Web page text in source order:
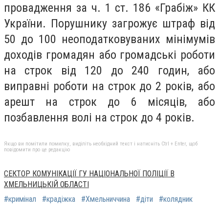
провадження за ч. 1 ст. 186 «Грабіж» КК
України. Порушнику загрожує штраф від
50 до 100 неоподатковуваних мінімумів
доходів громадян або громадські роботи
на строк від 120 до 240 годин, або
виправні роботи на строк до 2 років, або
арешт на строк до 6 місяців, або
позбавлення волі на строк до 4 років.
Якщо ви помітили помилку, виділіть необхідний текст і натисніть Ctrl + Enter, щоб
повідомити про це редакцію
СЕКТОР КОМУНІКАЦІЇ ГУ НАЦІОНАЛЬНОЇ ПОЛІЦІЇ В
ХМЕЛЬНИЦЬКІЙ ОБЛАСТІ
#кримінал
#крадіжка #Хмельниччина #діти #колядник